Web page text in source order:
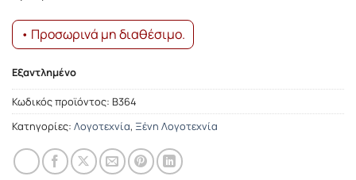
• Προσωρινά μη διαθέσιμο.
Εξαντλημένο
Κωδικός προϊόντος: Β364
Κατηγορίες: Λογοτεχνία, Ξένη Λογοτεχνία